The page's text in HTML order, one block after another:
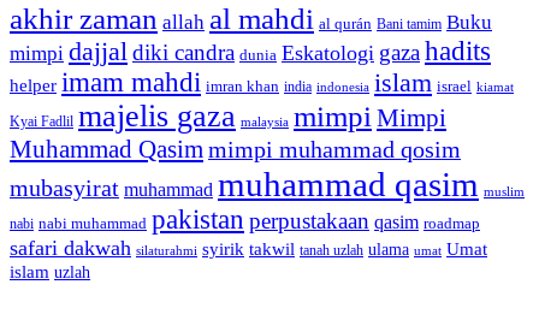
akhir zaman allah al mahdi al qurán Bani tamim Buku
mimpi dajjal diki candra dunia Eskatologi gazahadits
helper imam mahdi imran khan india indonesia islam israel kiamat
Kyai Fadlil majelis gaza malaysia mimpi Mimpi
Muhammad Qasim mimpi muhammad qosim
mubasyirat muhammad muhammad qasim muslim
nabi nabi muhammad pakistan perpustakaan qasim roadmap
safari dakwah silaturahmi syirik takwil tanah uzlah ulama umat Umat
islam uzlah